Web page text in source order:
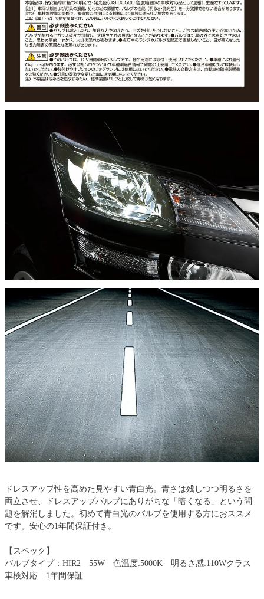
ドレスアップ性を高めた見やすい青白光。青さは残しつつ明るさを
両立させ、ドレスアップバルブにありがちな「暗くなる」という問
題を解消しました。初めて青白光のバルブを使用する方におススメ
です。安心の1年間保証付き。
【スペック】
バルブタイプ：HIR2 55W 色温度:5000K 明るさ感:110Wクラス
車検対応 1年間保証